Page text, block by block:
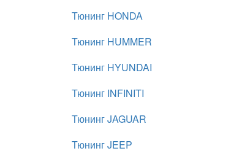
Тюнинг HONDA
Тюнинг HUMMER
Тюнинг HYUNDAI
Тюнинг INFINITI
Тюнинг JAGUAR
Тюнинг JEEP